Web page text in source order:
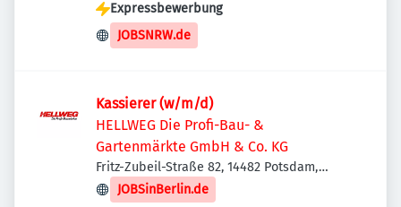
Expressbewerbung
JOBSNRW.de
Kassierer (w/m/d)
HELLWEG Die Profi-Bau- &
Gartenmärkte GmbH & Co. KG
Fritz-Zubeil-Straße 82, 14482 Potsdam,
Deutschland
JOBSinBerlin.de